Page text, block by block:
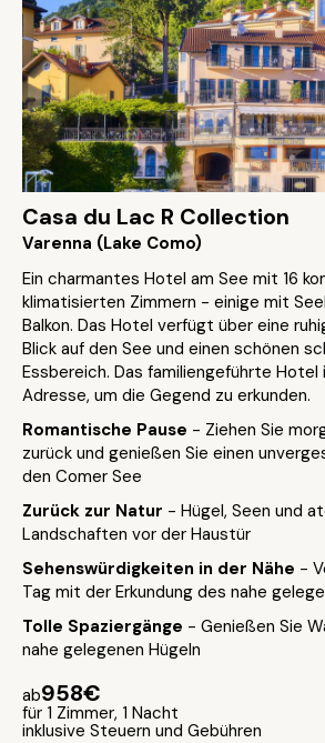
Casa du Lac R Collection
Varenna (Lake Como)
Ein charmantes Hotel am See mit 16
klimatisierten Zimmern - einige mit
Balkon. Das Hotel verfügt über eine
Blick auf den See und einen schönen
Essbereich. Das familiengeführte
Adresse, um die Gegend zu erkunden.
Romantische Pause - Ziehen Sie
zurück und genießen Sie einen
den Comer See
Zurück zur Natur - Hügel, Seen und
Landschaften vor der Haustür
Sehenswürdigkeiten in der Nähe -
Tag mit der Erkundung des nahe
Tolle Spaziergänge - Genießen Sie
nahe gelegenen Hügeln
ab958€
für 1 Zimmer, 1 Nacht
inklusive Steuern und Gebühren